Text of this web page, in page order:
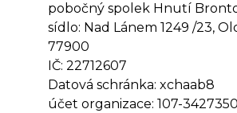
pobočný spolek Hnutí
sídlo: Nad Lánem 1249 /23,
77900
IČ: 22712607
Datová schránka: xchaab8
účet organizace: 107-